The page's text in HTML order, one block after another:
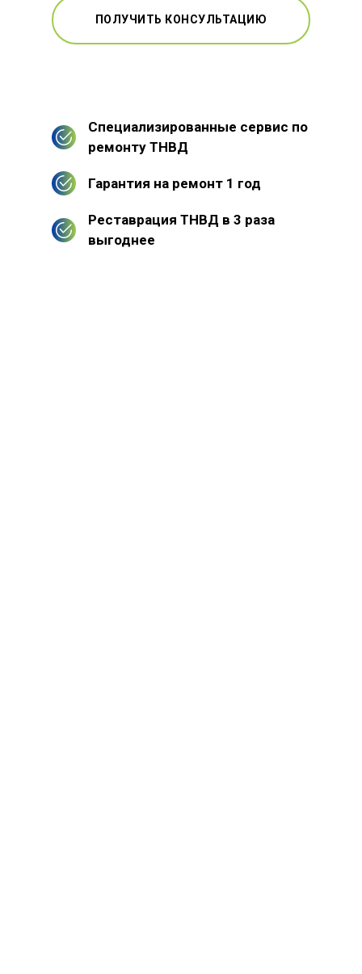
ПОЛУЧИТЬ КОНСУЛЬТАЦИЮ
Специализированные сервис по
ремонту ТНВД
Гарантия на ремонт 1 год
Реставрация ТНВД в 3 раза
выгоднее